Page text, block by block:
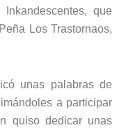
que
Los Trastornaos,
unas palabras de
a participar
quiso dedicar unas